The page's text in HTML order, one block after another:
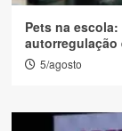
Pets na
autorregulação
5/agosto